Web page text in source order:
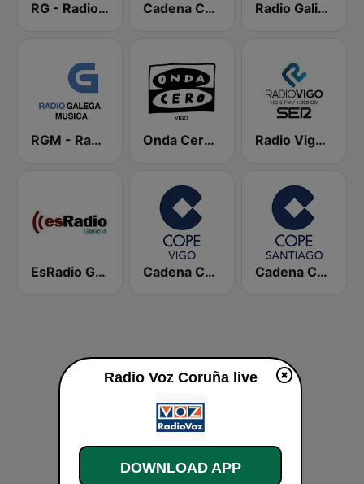
RG - Radio Galega Cadena COPE Coruña Radio Galicia SER
RGM - Radio Galega Música Onda Cero Vigo Radio Vigo SER
EsRadio Galicia Cadena COPE Vigo Cadena COPE Santiago
Radio Voz Coruña live
DOWNLOAD APP